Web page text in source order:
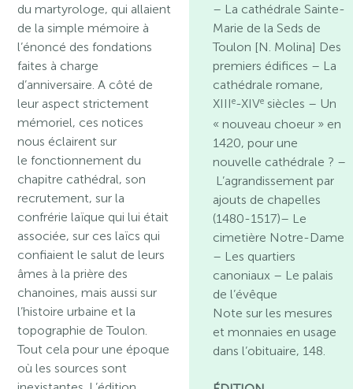
du martyrologe, qui allaient
de la simple mémoire à
l’énoncé des fondations
faites à charge
d’anniversaire. A côté de
leur aspect strictement
mémoriel, ces notices
nous éclairent sur
le fonctionnement du
chapitre cathédral, son
recrutement, sur la
confrérie laïque qui lui était
associée, sur ces laïcs qui
confiaient le salut de leurs
âmes à la prière des
chanoines, mais aussi sur
l’histoire urbaine et la
topographie de Toulon.
Tout cela pour une époque
où les sources sont
– La cathédrale Sainte-
Marie de la Seds de
Toulon [N. Molina] Des
premiers édifices – La
cathédrale romane,
XIIIe-XIVe siècles – Un
« nouveau choeur » en
1420, pour une
nouvelle cathédrale ? –
L’agrandissement par
ajouts de chapelles
(1480-1517)– Le
cimetière Notre-Dame
– Les quartiers
canoniaux – Le palais
de l’évêque
Note sur les mesures
et monnaies en usage
dans l’obituaire, 148.